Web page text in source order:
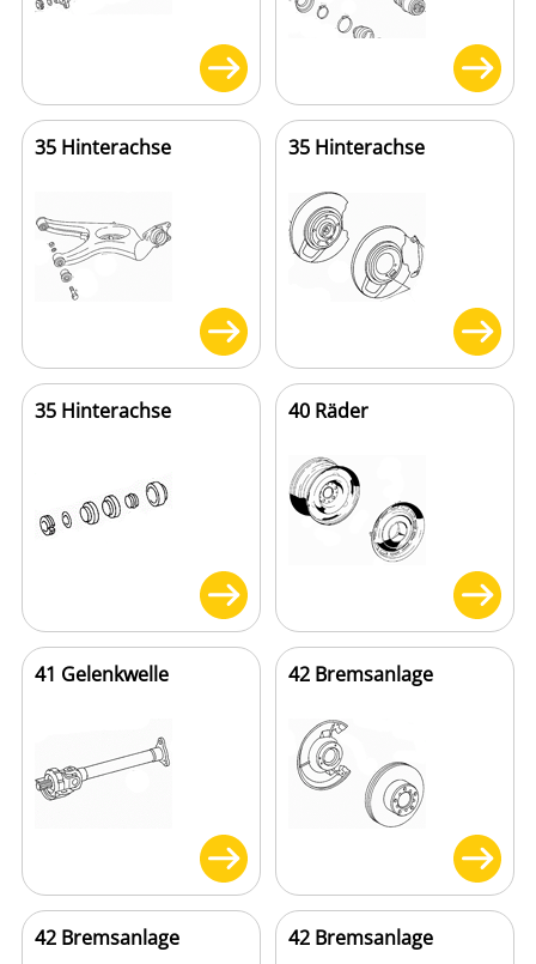
35 Hinterachse 35 Hinterachse
35 Hinterachse 40 Räder
41 Gelenkwelle 42 Bremsanlage
42 Bremsanlage 42 Bremsanlage